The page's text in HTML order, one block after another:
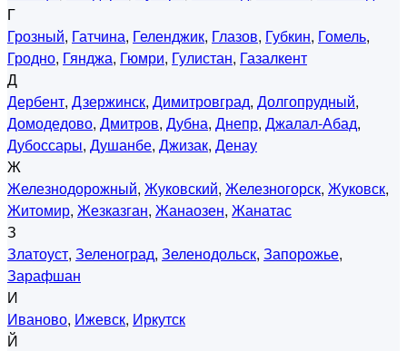
Г
Грозный, Гатчина, Геленджик, Глазов, Губкин, Гомель,
Гродно, Гянджа, Гюмри, Гулистан, Газалкент
Д
Дербент, Дзержинск, Димитровград, Долгопрудный,
Домодедово, Дмитров, Дубна, Днепр, Джалал-Абад,
Дубоссары, Душанбе, Джизак, Денау
Ж
Железнодорожный, Жуковский, Железногорск, Жуковск,
Житомир, Жезказган, Жанаозен, Жанатас
З
Златоуст, Зеленоград, Зеленодольск, Запорожье,
Зарафшан
И
Иваново, Ижевск, Иркутск
Й